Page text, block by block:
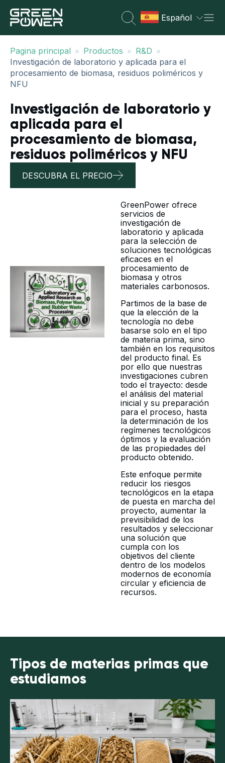
Español
Pagina principal » Productos » R&D »
Investigación de laboratorio y aplicada para el
procesamiento de biomasa, residuos poliméricos y
NFU
Investigación de laboratorio y
aplicada para el
procesamiento de biomasa,
residuos poliméricos y NFU
DESCUBRA EL PRECIO
GreenPower ofrece
servicios de
investigación de
laboratorio y aplicada
para la selección de
soluciones tecnológicas
eficaces en el
procesamiento de
biomasa y otros
materiales carbonosos.
Partimos de la base de
que la elección de la
tecnología no debe
basarse solo en el tipo
de materia prima, sino
también en los requisitos
del producto final. Es
por ello que nuestras
investigaciones cubren
todo el trayecto: desde
el análisis del material
inicial y su preparación
para el proceso, hasta
la determinación de los
regímenes tecnológicos
óptimos y la evaluación
de las propiedades del
producto obtenido.
Este enfoque permite
reducir los riesgos
tecnológicos en la etapa
de puesta en marcha del
proyecto, aumentar la
previsibilidad de los
resultados y seleccionar
una solución que
cumpla con los
objetivos del cliente
dentro de los modelos
modernos de economía
circular y eficiencia de
recursos.
Tipos de materias primas que
estudiamos